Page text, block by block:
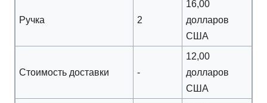
Ручка 2
16,00
долларов
США
Стоимость доставки -
12,00
долларов
США